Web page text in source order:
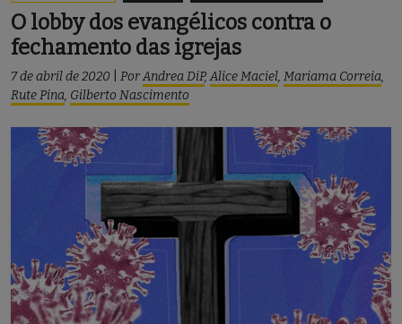
O lobby dos evangélicos contra o
fechamento das igrejas
7 de abril de 2020 PorAndrea DiP,Alice Maciel, Mariama Correia,
Rute Pina, Gilberto Nascimento